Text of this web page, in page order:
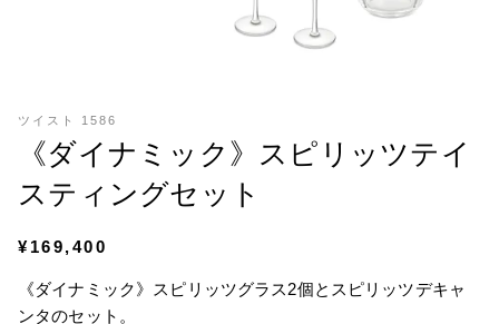
ツイスト 1586
《ダイナミック》スピリッツテイ
スティングセット
¥169,400
《ダイナミック》スピリッツグラス2個とスピリッツデキャ
ンタのセット。